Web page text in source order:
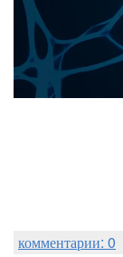
комментарии: 0